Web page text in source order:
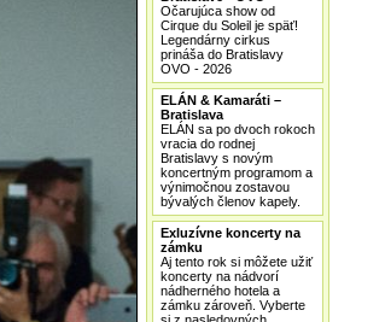
Očarujúca show od
Cirque du Soleil je späť!
Legendárny cirkus
prináša do Bratislavy
OVO - 2026
ELÁN & Kamaráti –
Bratislava
ELÁN sa po dvoch rokoch
vracia do rodnej
Bratislavy s novým
koncertným programom a
výnimočnou zostavou
bývalých členov kapely.
Exluzívne koncerty na
zámku
Aj tento rok si môžete užiť
koncerty na nádvorí
nádherného hotela a
zámku zároveň. Vyberte